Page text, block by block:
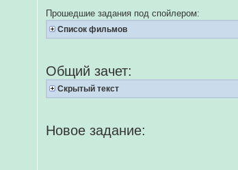
Прошедшие задания под спойлером:
Список фильмов
Общий зачет:
Скрытый текст
Новое задание: